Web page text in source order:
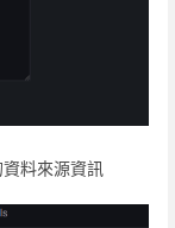
料來源資訊